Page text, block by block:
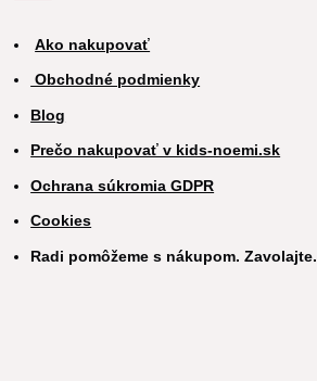
Ako nakupovať
Obchodné podmienky
Blog
Prečo nakupovať v kids-noemi.sk
Ochrana súkromia GDPR
Cookies
Radi pomôžeme s nákupom. Zavolajte.